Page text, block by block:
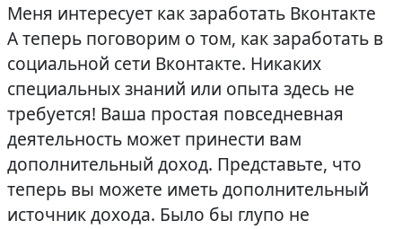
Меня интересует как заработать Вконтакте
А теперь поговорим о том, как заработать в
социальной сети Вконтакте. Никаких
специальных знаний или опыта здесь не
требуется! Ваша простая повседневная
деятельность может принести вам
дополнительный доход. Представьте, что
теперь вы можете иметь дополнительный
источник дохода. Было бы глупо не